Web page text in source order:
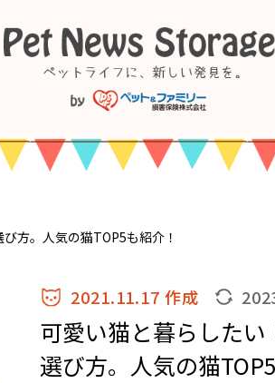
方。人気の猫TOP5も紹介！
2021.11.17 作成
可愛い猫と暮らした
選び方。人気の猫